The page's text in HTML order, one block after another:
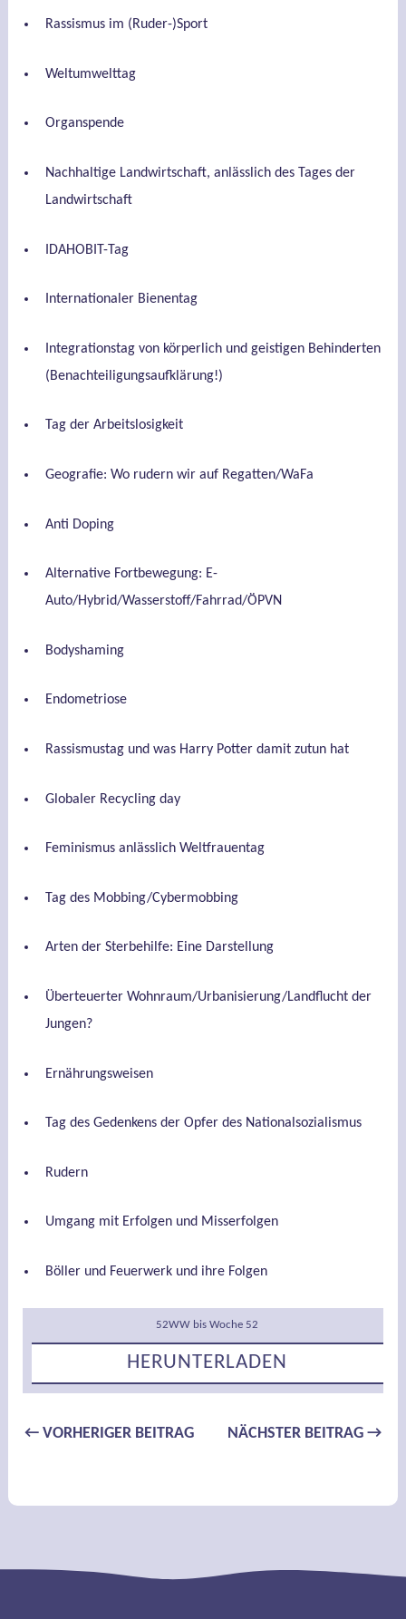
Rassismus im (Ruder-)Sport
Weltumwelttag
Organspende
Nachhaltige Landwirtschaft, anlässlich des Tages der
Landwirtschaft
IDAHOBIT-Tag
Internationaler Bienentag
Integrationstag von körperlich und geistigen Behinderten
(Benachteiligungsaufklärung!)
Tag der Arbeitslosigkeit
Geografie: Wo rudern wir auf Regatten/WaFa
Anti Doping
Alternative Fortbewegung: E-
Auto/Hybrid/Wasserstoff/Fahrrad/ÖPVN
Bodyshaming
Endometriose
Rassismustag und was Harry Potter damit zutun hat
Globaler Recycling day
Feminismus anlässlich Weltfrauentag
Tag des Mobbing/Cybermobbing
Arten der Sterbehilfe: Eine Darstellung
Überteuerter Wohnraum/Urbanisierung/Landflucht der
Jungen?
Ernährungsweisen
Tag des Gedenkens der Opfer des Nationalsozialismus
Rudern
Umgang mit Erfolgen und Misserfolgen
Böller und Feuerwerk und ihre Folgen
52WW bis Woche 52
HERUNTERLADEN
Beitragsnavigation
←VORHERIGER BEITRAG NÄCHSTER BEITRAG →